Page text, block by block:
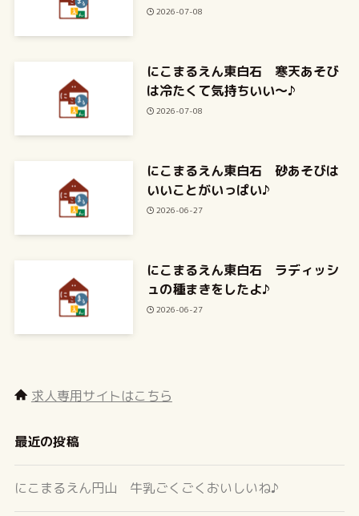
2026-07-08
にこまるえん東白石 寒天あそび
は冷たくて気持ちいい～♪
2026-07-08
にこまるえん東白石 砂あそびは
いいことがいっぱい♪
2026-06-27
にこまるえん東白石 ラディッシ
ュの種まきをしたよ♪
2026-06-27
求人専用サイトはこちら
最近の投稿
にこまるえん円山 牛乳ごくごくおいしいね♪